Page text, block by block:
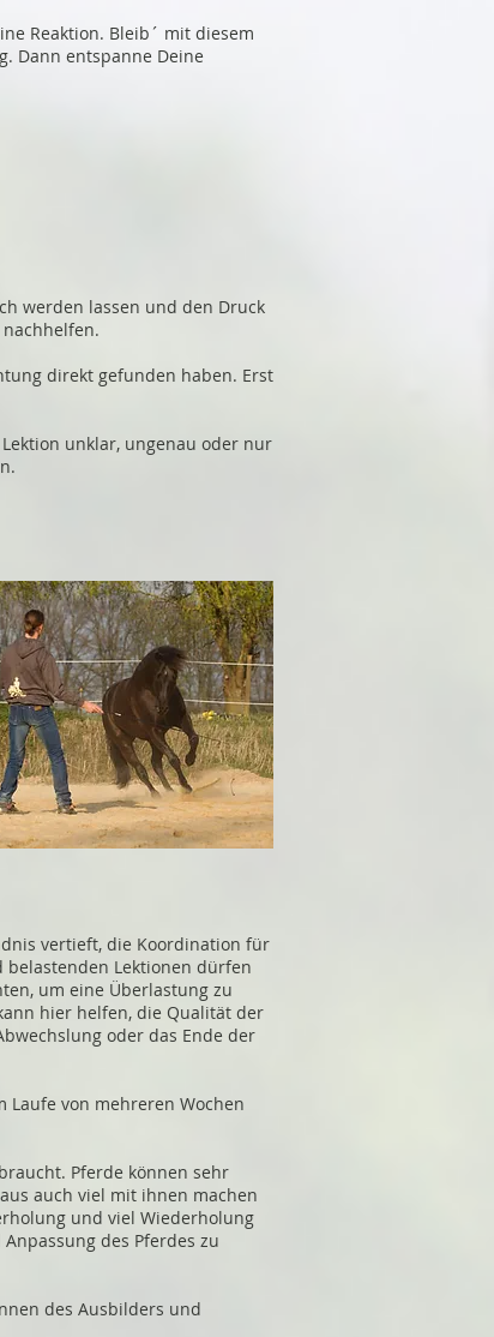
Reaktion. Bleib´ mit diesem
Dann entspanne Deine
werden lassen und den Druck
direkt gefunden haben. Erst
unklar, ungenau oder nur
vertieft, die Koordination für
Lektionen dürfen
um eine Überlastung zu
hier helfen, die Qualität der
oder das Ende der
von mehreren Wochen
Pferde können sehr
auch viel mit ihnen machen
und viel Wiederholung
des Pferdes zu
des Ausbilders und